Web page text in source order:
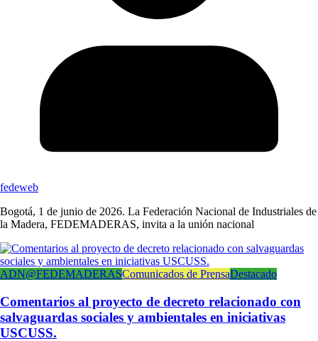
fedeweb
Bogotá, 1 de junio de 2026. La Federación Nacional de Industriales de
la Madera, FEDEMADERAS, invita a la unión nacional
ADN@FEDEMADERASComunicados de PrensaDestacado
Comentarios al proyecto de decreto relacionado con
salvaguardas sociales y ambientales en iniciativas
USCUSS.